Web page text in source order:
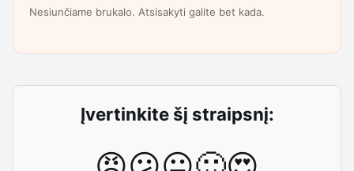
Nesiunčiame brukalo. Atsisakyti galite bet kada.
Įvertinkite šį straipsnį: